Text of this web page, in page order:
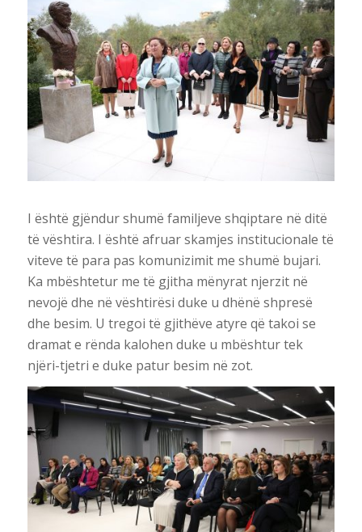
I është gjëndur shumë familjeve shqiptare në ditë
të vështira. I është afruar skamjes institucionale të
viteve të para pas komunizimit me shumë bujari.
Ka mbështetur me të gjitha mënyrat njerzit në
nevojë dhe në vështirësi duke u dhënë shpresë
dhe besim. U tregoi të gjithëve atyre që takoi se
dramat e rënda kalohen duke u mbështur tek
njëri-tjetri e duke patur besim në zot.